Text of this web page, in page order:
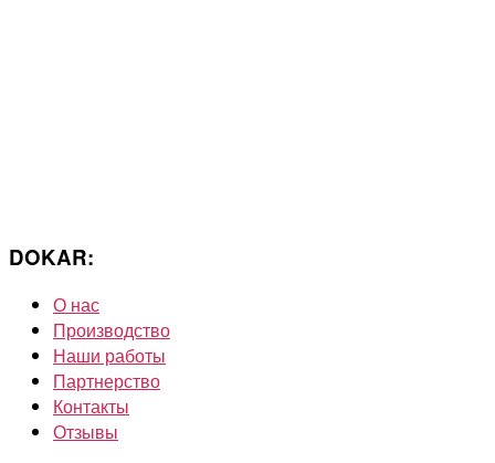
DOKAR:
О нас
Производство
Наши работы
Партнерство
Контакты
Отзывы